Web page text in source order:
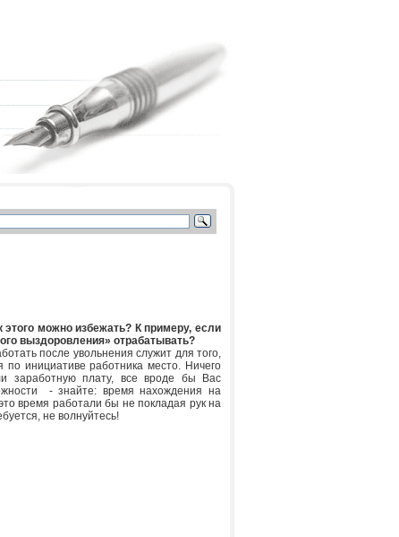
можно избежать? К примеру, если
выздоровления» отрабатывать?
после увольнения служит для того,
инициативе работника место. Ничего
заработную плату, все вроде бы Вас
- знайте: время нахождения на
время работали бы не покладая рук на
не волнуйтесь!